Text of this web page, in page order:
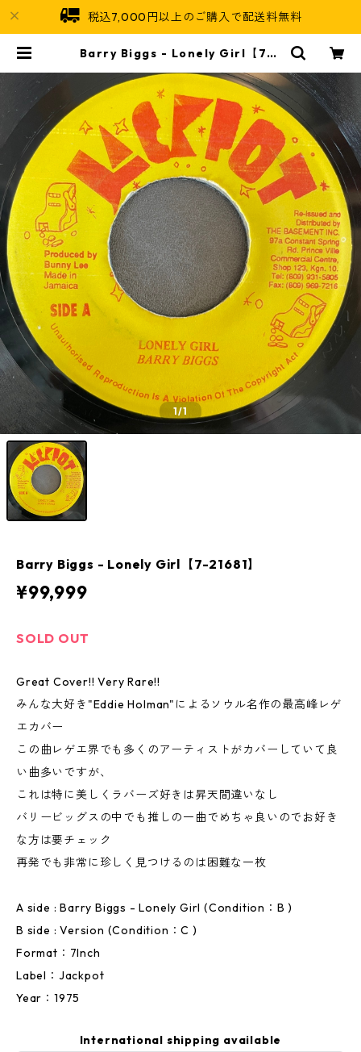
税込7,000円以上のご購入で配送料無料
Barry Biggs - Lonely Girl【7-2
1/1
Barry Biggs - Lonely Girl【7-21681】
¥99,999
SOLD OUT
Great Cover!! Very Rare!!
みんな大好き"Eddie Holman"によるソウル名作の最高峰レゲ
エカバー
この曲レゲエ界でも多くのアーティストがカバーしていて良
い曲多いですが、
これは特に美しくラバーズ好きは昇天間違いなし
バリービッグスの中でも推しの一曲でめちゃ良いのでお好き
な方は要チェック
再発でも非常に珍しく見つけるのは困難な一枚
A side : Barry Biggs - Lonely Girl (Condition：B )
B side : Version (Condition：C )
Format：7Inch
Label：Jackpot
Year：1975
International shipping available